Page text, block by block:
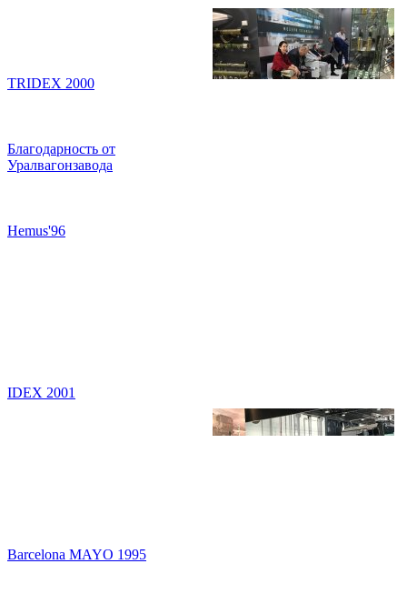
TRIDEX 2000
Благодарность от
Уралвагонзавода
Hemus'96
IDEX 2001
Barcelona MAYO 1995